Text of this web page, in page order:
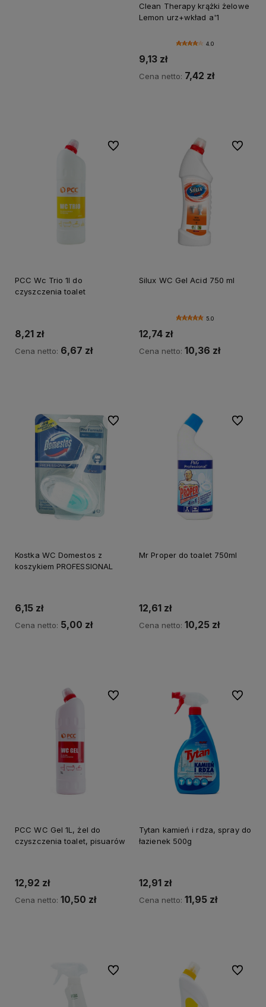
Clean Therapy krążki żelowe
Lemon urz+wkład a'1
4.0
9,13 zł
Cena netto: 7,42 zł
PCC Wc Trio 1l do
czyszczenia toalet
8,21 zł
Cena netto: 6,67 zł
Do ulubionych
Silux WC Gel Acid 750 ml
5.0
12,74 zł
Cena netto: 10,36 zł
Do
Kostka WC Domestos z
koszykiem PROFESSIONAL
6,15 zł
Cena netto: 5,00 zł
Do ulubionych
Mr Proper do toalet 750ml
12,61 zł
Cena netto: 10,25 zł
Do
PCC WC Gel 1L, żel do
czyszczenia toalet, pisuarów
12,92 zł
Cena netto: 10,50 zł
Do ulubionych
Tytan kamień i rdza, spray do
łazienek 500g
12,91 zł
Cena netto: 11,95 zł
Do
Do ulubionych Do